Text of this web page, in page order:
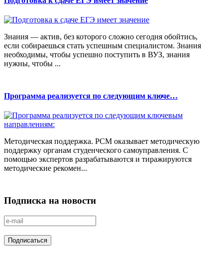
Знания — актив, без которого сложно сегодня обойтись,
если собираешься стать успешным специалистом. Знания
необходимы, чтобы успешно поступить в ВУЗ, знания
нужны, чтобы ...
Программа реализуется по следующим ключе…
Методическая поддержка. РСМ оказывает методическую
поддержку органам студенческого самоуправления. С
помощью экспертов разрабатываются и тиражируются
методические рекомен...
Подписка на новости